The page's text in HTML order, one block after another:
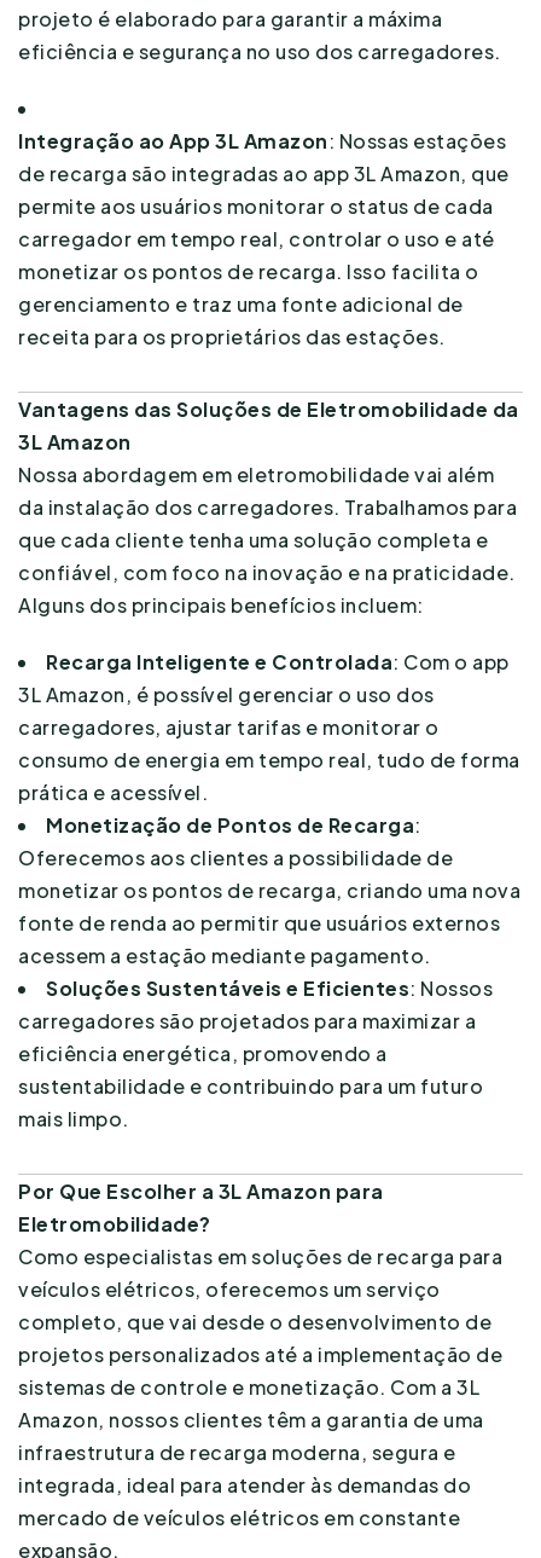
projeto é elaborado para garantir a máxima
eficiência e segurança no uso dos carregadores.
Integração ao App 3L Amazon: Nossas estações
de recarga são integradas ao app 3L Amazon, que
permite aos usuários monitorar o status de cada
carregador em tempo real, controlar o uso e até
monetizar os pontos de recarga. Isso facilita o
gerenciamento e traz uma fonte adicional de
receita para os proprietários das estações.
Vantagens das Soluções de Eletromobilidade da
3L Amazon
Nossa abordagem em eletromobilidade vai além
da instalação dos carregadores. Trabalhamos para
que cada cliente tenha uma solução completa e
confiável, com foco na inovação e na praticidade.
Alguns dos principais benefícios incluem:
Recarga Inteligente e Controlada: Com o app
3L Amazon, é possível gerenciar o uso dos
carregadores, ajustar tarifas e monitorar o
consumo de energia em tempo real, tudo de forma
prática e acessível.
Monetização de Pontos de Recarga:
Oferecemos aos clientes a possibilidade de
monetizar os pontos de recarga, criando uma nova
fonte de renda ao permitir que usuários externos
acessem a estação mediante pagamento.
Soluções Sustentáveis e Eficientes: Nossos
carregadores são projetados para maximizar a
eficiência energética, promovendo a
sustentabilidade e contribuindo para um futuro
mais limpo.
Por Que Escolher a 3L Amazon para
Eletromobilidade?
Como especialistas em soluções de recarga para
veículos elétricos, oferecemos um serviço
completo, que vai desde o desenvolvimento de
projetos personalizados até a implementação de
sistemas de controle e monetização. Com a 3L
Amazon, nossos clientes têm a garantia de uma
infraestrutura de recarga moderna, segura e
integrada, ideal para atender às demandas do
mercado de veículos elétricos em constante
expansão.